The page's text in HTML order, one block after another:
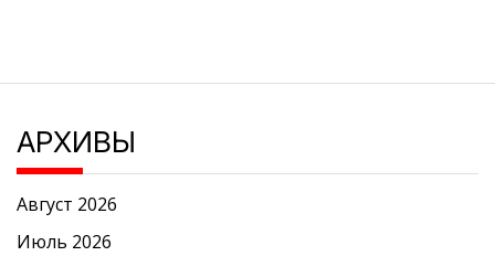
АРХИВЫ
Август 2026
Июль 2026